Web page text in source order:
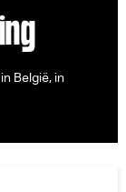
België, in